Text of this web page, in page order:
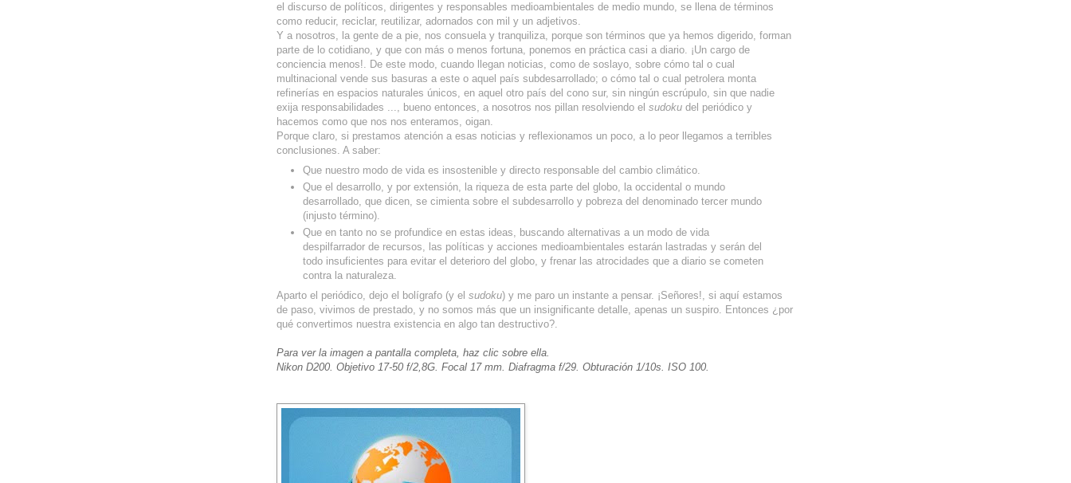
el discurso de políticos, dirigentes y responsables medioambientales de medio mundo, se llena de términos
como reducir, reciclar, reutilizar, adornados con mil y un adjetivos.
Y a nosotros, la gente de a pie, nos consuela y tranquiliza, porque son términos que ya hemos digerido, forman
parte de lo cotidiano, y que con más o menos fortuna, ponemos en práctica casi a diario. ¡Un cargo de
conciencia menos!. De este modo, cuando llegan noticias, como de soslayo, sobre cómo tal o cual
multinacional vende sus basuras a este o aquel país subdesarrollado; o cómo tal o cual petrolera monta
refinerías en espacios naturales únicos, en aquel otro país del cono sur, sin ningún escrúpulo, sin que nadie
exija responsabilidades ..., bueno entonces, a nosotros nos pillan resolviendo el sudoku del periódico y
hacemos como que nos nos enteramos, oigan.
Porque claro, si prestamos atención a esas noticias y reflexionamos un poco, a lo peor llegamos a terribles
conclusiones. A saber:
Que nuestro modo de vida es insostenible y directo responsable del cambio climático.
Que el desarrollo, y por extensión, la riqueza de esta parte del globo, la occidental o mundo
desarrollado, que dicen, se cimienta sobre el subdesarrollo y pobreza del denominado tercer mundo
(injusto término).
Que en tanto no se profundice en estas ideas, buscando alternativas a un modo de vida
despilfarrador de recursos, las políticas y acciones medioambientales estarán lastradas y serán del
todo insuficientes para evitar el deterioro del globo, y frenar las atrocidades que a diario se cometen
contra la naturaleza.
Aparto el periódico, dejo el bolígrafo (y el sudoku) y me paro un instante a pensar. ¡Señores!, si aquí estamos
de paso, vivimos de prestado, y no somos más que un insignificante detalle, apenas un suspiro. Entonces ¿por
qué convertimos nuestra existencia en algo tan destructivo?.
Para ver la imagen a pantalla completa, haz clic sobre ella.
Nikon D200. Objetivo 17-50 f/2,8G. Focal 17 mm. Diafragma f/29. Obturación 1/10s. ISO 100.